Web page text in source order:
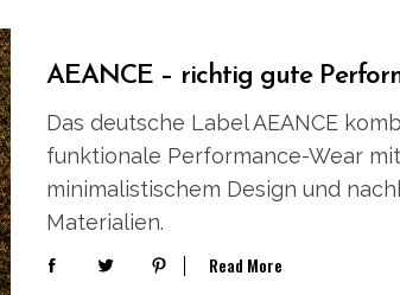
AEANCE – richtig gute
Das deutsche Label AEANCE
funktionale Performance-Wear mit
minimalistischem Design und
Materialien.
Read More